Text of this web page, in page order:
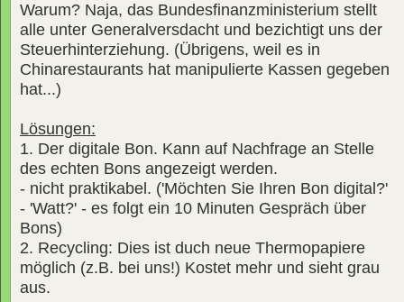
Warum? Naja, das Bundesfinanzministerium stellt
alle unter Generalversdacht und bezichtigt uns der
Steuerhinterziehung. (Übrigens, weil es in
Chinarestaurants hat manipulierte Kassen gegeben
hat...)
Lösungen:
1. Der digitale Bon. Kann auf Nachfrage an Stelle
des echten Bons angezeigt werden.
- nicht praktikabel. ('Möchten Sie Ihren Bon digital?'
- 'Watt?' - es folgt ein 10 Minuten Gespräch über
Bons)
2. Recycling: Dies ist duch neue Thermopapiere
möglich (z.B. bei uns!) Kostet mehr und sieht grau
aus.